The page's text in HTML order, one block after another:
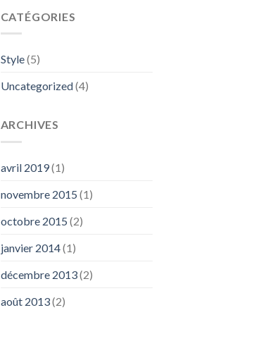
CATÉGORIES
Style(5)
Uncategorized(4)
ARCHIVES
avril 2019(1)
novembre 2015 (1)
octobre 2015 (2)
janvier 2014(1)
décembre 2013(2)
août 2013(2)